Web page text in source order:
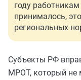
году
принималось,
региональных
Субъекты РФ
МРОТ, который не